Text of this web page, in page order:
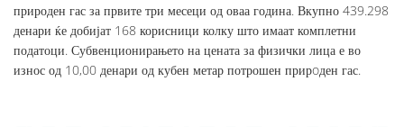
природен гас за првите три месеци од оваа година. Вкупно 439.298
денари ќе добијат 168 корисници колку што имаат комплетни
податоци. Субвенционирањето на цената за физички лица е во
износ од 10,00 денари од кубен метар потрошен прирoден гас.